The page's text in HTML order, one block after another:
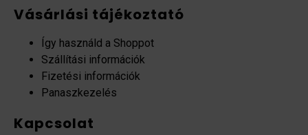
Vásárlási tájékoztató
Így használd a Shoppot
Szállítási információk
Fizetési információk
Panaszkezelés
Kapcsolat